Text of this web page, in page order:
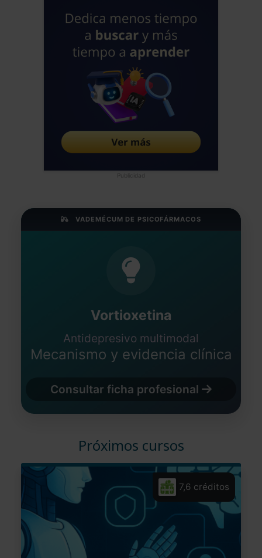
Publicidad
VADEMÉCUM DE PSICOFÁRMACOS
Vortioxetina
Antidepresivo multimodal
Mecanismo y evidencia clínica
Consultar ficha profesional
Próximos cursos
7,6 créditos